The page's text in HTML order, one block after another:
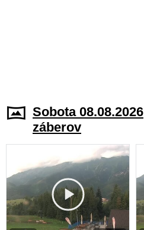
Sobota 08.08.2026
záberov